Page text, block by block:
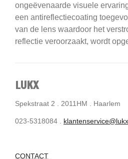
ongeëvenaarde visuele
een antireflectiecoating
van de lens waardoor het
reflectie veroorzaakt, wordt
LUKX
Spekstraat 2 . 2011HM . Haarlem
023-5318084 .
CONTACT